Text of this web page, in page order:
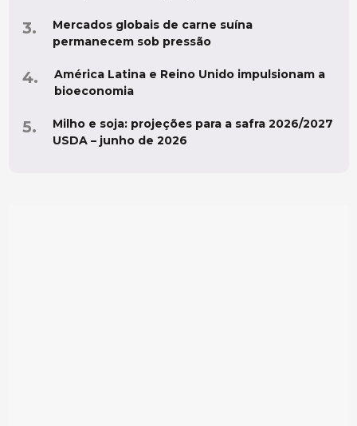
Mercados globais de carne suína
permanecem sob pressão
América Latina e Reino Unido impulsionam a
bioeconomia
Milho e soja: projeções para a safra 2026/2027
USDA – junho de 2026